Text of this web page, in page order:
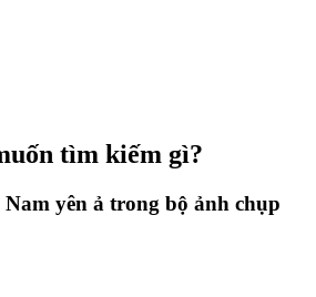
tìm kiếm gì?
yên ả trong bộ ảnh chụp